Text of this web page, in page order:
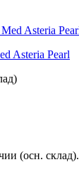
Asteria Pearl
(осн. склад).